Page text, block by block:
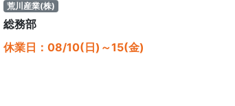
荒川産業(株)
総務部
休業日：08/10(日)～15(金)